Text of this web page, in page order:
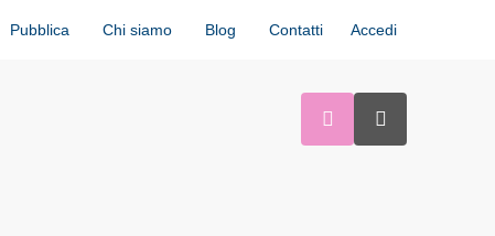
Pubblica Chi siamo Blog Contatti Accedi